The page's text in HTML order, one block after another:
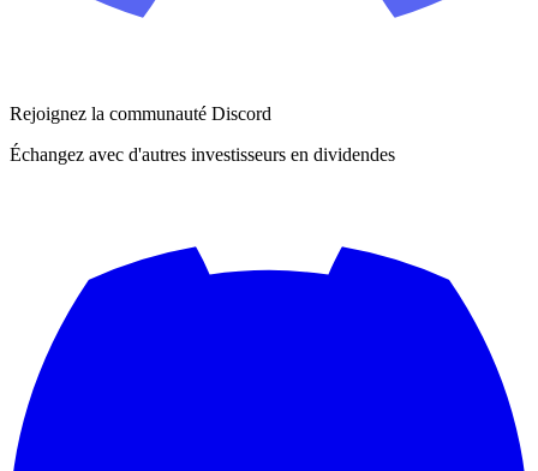
Rejoignez la communauté Discord
Échangez avec d'autres investisseurs en dividendes